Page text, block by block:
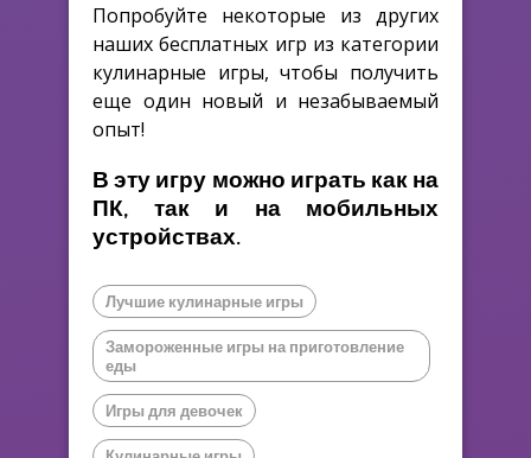
Попробуйте некоторые из других
наших бесплатных игр из категории
кулинарные игры, чтобы получить
еще один новый и незабываемый
опыт!
В эту игру можно играть как на
ПК, так и на мобильных
устройствах.
Лучшие кулинарные игры
Замороженные игры на приготовление
еды
Игры для девочек